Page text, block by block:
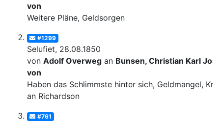
von
Weitere Pläne, Geldsorgen
#1299
Selufiet, 28.08.1850
von Adolf Overweg an Bunsen, Christian Karl
von
Haben das Schlimmste hinter sich, Geldmangel,
an Richardson
#761